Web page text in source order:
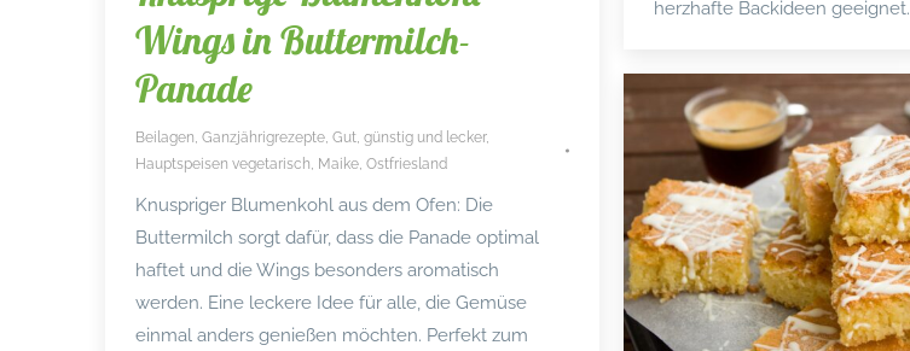
herzhafte Backideen geeignet.
Wings in Buttermilch-
Panade
Beilagen, Ganzjährigrezepte, Gut, günstig und lecker,
Hauptspeisen vegetarisch, Maike, Ostfriesland
Knuspriger Blumenkohl aus dem Ofen: Die
Buttermilch sorgt dafür, dass die Panade optimal
haftet und die Wings besonders aromatisch
werden. Eine leckere Idee für alle, die Gemüse
einmal anders genießen möchten. Perfekt zum